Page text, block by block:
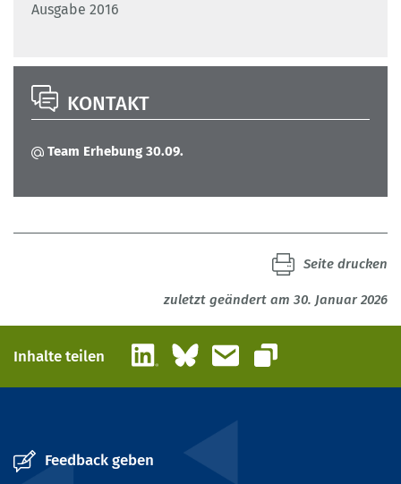
Ausgabe 2016
KONTAKT
Team Erhebung 30.09.
zuletzt geändert am 30. Januar 2026
Seite drucken
Inhalte teilen LinkedInBlueskyE-Mail
Link kopieren
Feedback geben